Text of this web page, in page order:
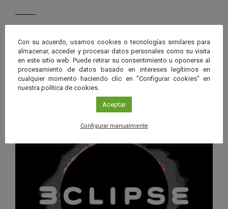
Próximos eventos Ver más
26 JUN 2026 - 26 ENE 2028
Planetario/Gérgal
Con su acuerdo, usamos cookies o tecnologías similares para
almacenar, acceder y procesar datos personales como su visita
en este sitio web. Puede retirar su consentimiento u oponerse al
procesamiento de datos basado en intereses legítimos en
cualquier momento haciendo clic en "Configurar cookies" en
nuestra política de cookies.
Aceptar
Configurar manualmente